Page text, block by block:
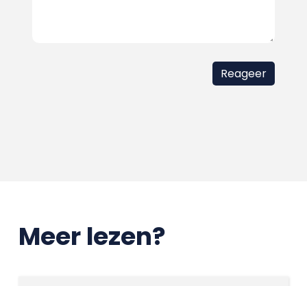
Meer lezen?